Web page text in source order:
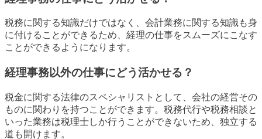
税務に関する知識だけではなく、会計業務に関する知識も身
に付けることができるため、経理の仕事をスムーズにこなす
ことができるようになります。
経理事務以外の仕事にどう活かせる？
税金に関する法律のスペシャリストとして、会社の経営その
ものに関わりを持つことができます。税務代行や税務相談と
いった業務は税理士しか行うことができないため、独立する
道も開けます。